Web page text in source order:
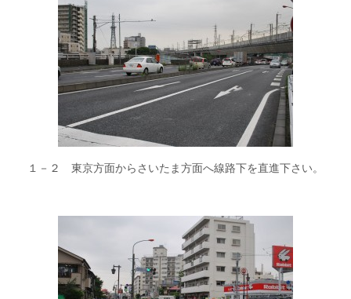
１－２ 東京方面からさいたま方面へ線路下を直進下さい。